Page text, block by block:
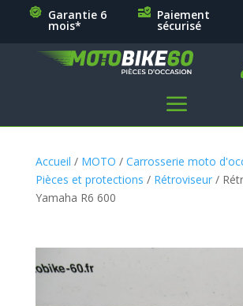
Garantie 6
mois*
Paiement
sécurisé
a
Accueil / MOTO / Carrosserie moto
Pièces et protections / Rétroviseur/
Yamaha R6 600